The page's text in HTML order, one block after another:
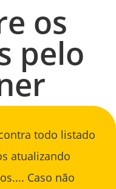
os
pelo
todo listado
atualizando
Caso não